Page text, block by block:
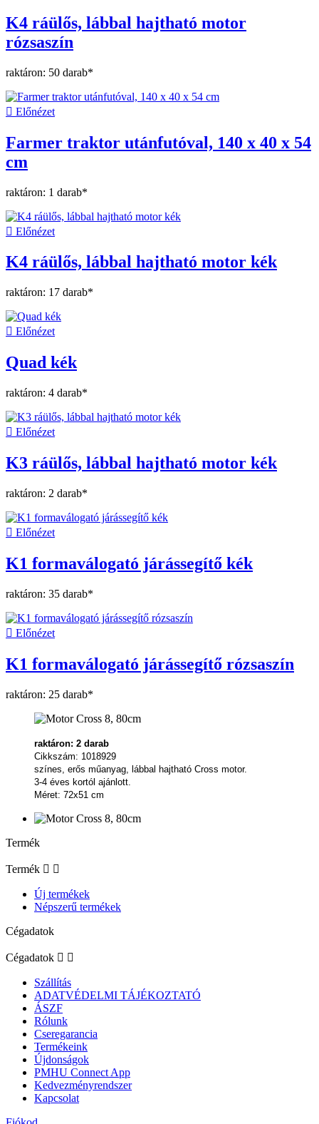
K4 ráülős, lábbal hajtható motor
rózsaszín
raktáron: 50 darab*
 Előnézet
Farmer traktor utánfutóval, 140 x 40 x 54
cm
raktáron: 1 darab*
 Előnézet
K4 ráülős, lábbal hajtható motor kék
raktáron: 17 darab*
 Előnézet
Quad kék
raktáron: 4 darab*
 Előnézet
K3 ráülős, lábbal hajtható motor kék
raktáron: 2 darab*
 Előnézet
K1 formaválogató járássegítő kék
raktáron: 35 darab*
 Előnézet
K1 formaválogató járássegítő rózsaszín
raktáron: 25 darab*
raktáron: 2 darab
Cikkszám: 1018929
színes, erős műanyag, lábbal hajtható Cross motor.
3-4 éves kortól ajánlott.
Méret: 72x51 cm
Termék
Termék  
Új termékek
Népszerű termékek
Cégadatok
Cégadatok  
Szállítás
ADATVÉDELMI TÁJÉKOZTATÓ
ÁSZF
Rólunk
Cseregarancia
Termékeink
Újdonságok
PMHU Connect App
Kedvezményrendszer
Kapcsolat